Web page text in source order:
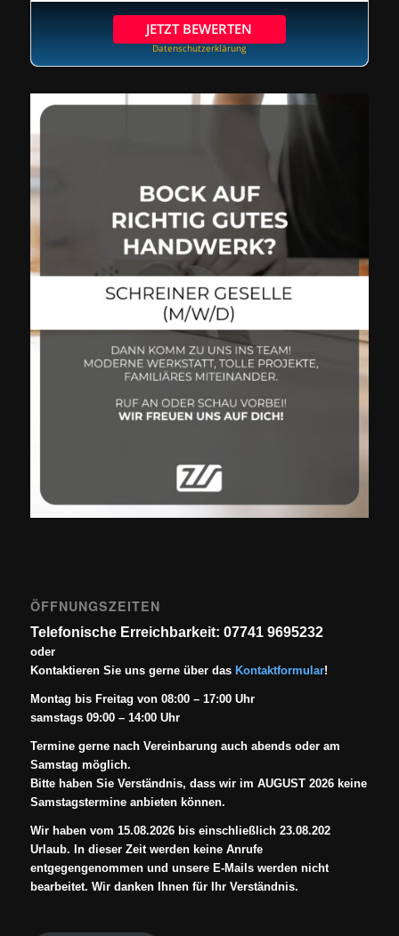
JETZT BEWERTEN
Datenschutzerklärung
ÖFFNUNGSZEITEN
Telefonische Erreichbarkeit: 07741 9695232
oder
Kontaktieren Sie uns gerne über das Kontaktformular!
Montag bis Freitag von 08:00 – 17:00 Uhr
samstags 09:00 – 14:00 Uhr
Termine gerne nach Vereinbarung auch abends oder am
Samstag möglich.
Bitte haben Sie Verständnis, dass wir im AUGUST 2026 keine
Samstagstermine anbieten können.
Wir haben vom 15.08.2026 bis einschließlich 23.08.202
Urlaub. In dieser Zeit werden keine Anrufe
entgegengenommen und unsere E-Mails werden nicht
bearbeitet. Wir danken Ihnen für Ihr Verständnis.